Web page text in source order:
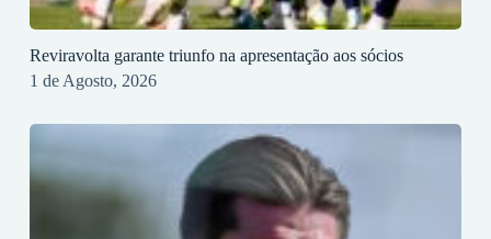
Reviravolta garante triunfo na apresentação aos sócios
1 de Agosto, 2026